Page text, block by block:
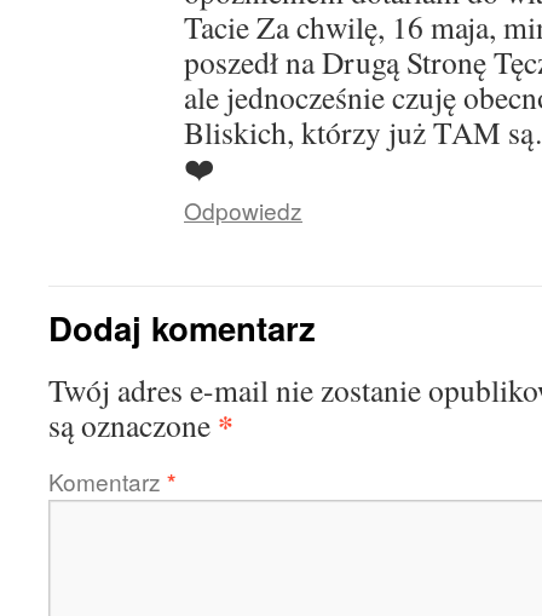
Tacie Za chwilę, 16 maja,
poszedł na Drugą Stronę
ale jednocześnie czuję
Bliskich, którzy już TAM
❤️
Odpowiedz
Dodaj komentarz
Twój adres e-mail nie zostanie
są oznaczone *
Komentarz *